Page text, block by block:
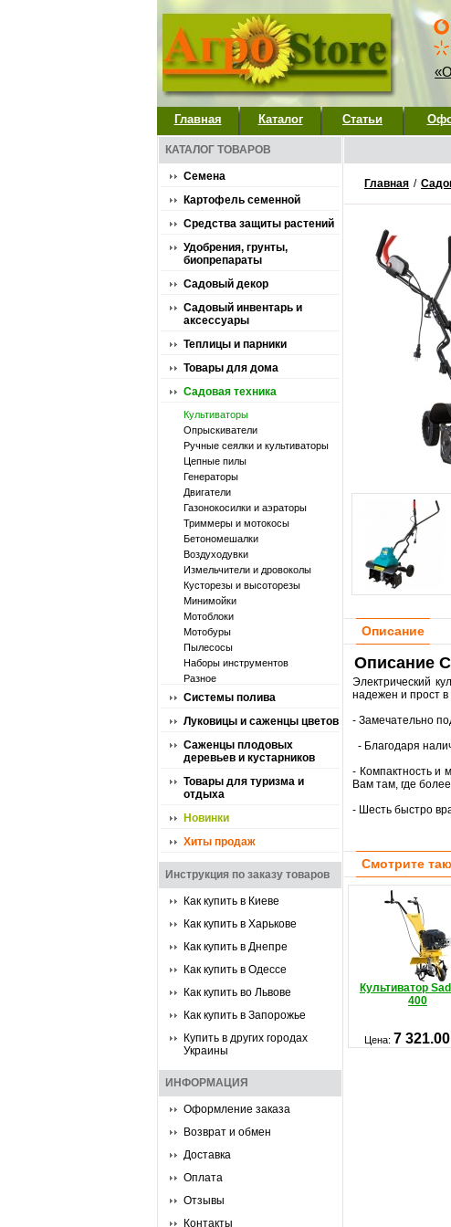
Главная Каталог Статьи
КАТАЛОГ ТОВАРОВ
Семена
Картофель семенной
Средства защиты растений
Удобрения, грунты,
биопрепараты
Садовый декор
Садовый инвентарь и
аксессуары
Теплицы и парники
Товары для дома
Садовая техника
Культиваторы
Опрыскиватели
Ручные сеялки и культиваторы
Цепные пилы
Генераторы
Двигатели
Газонокосилки и аэраторы
Триммеры и мотокосы
Бетономешалки
Воздуходувки
Измельчители и дровоколы
Кусторезы и высоторезы
Минимойки
Мотоблоки
Мотобуры
Пылесосы
Наборы инструментов
Разное
Системы полива
Луковицы и саженцы цветов
Саженцы плодовых
деревьев и кустарников
Товары для туризма и
отдыха
Новинки
Хиты продаж
Инструкция по заказу товаров
Как купить в Киеве
Как купить в Харькове
Как купить в Днепре
Как купить в Одессе
Как купить во Львове
Как купить в Запорожье
Купить в других городах
Украины
ИНФОРМАЦИЯ
Оформление заказа
Возврат и обмен
Доставка
Оплата
Отзывы
Контакты
Главная /
Описание
Описание
Электрический
надежен и прост в
- Замечательно
- Благодаря
- Компактность и
Вам там, где
- Шесть быстро
Смотрите
Культиватор
400
Цена: 7 321.00